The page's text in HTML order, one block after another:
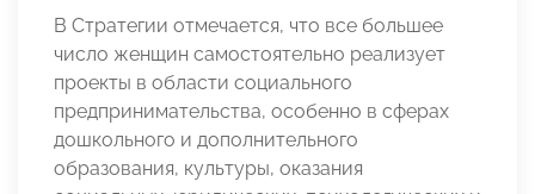
В Стратегии отмечается, что все большее
число женщин самостоятельно реализует
проекты в области социального
предпринимательства, особенно в сферах
дошкольного и дополнительного
образования, культуры, оказания